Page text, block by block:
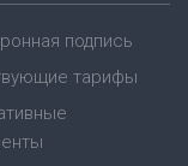
подпись
тарифы